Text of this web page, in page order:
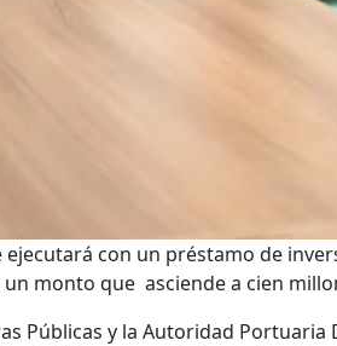
con un préstamo de
monto que asciende a cien
Públicas y la Autoridad